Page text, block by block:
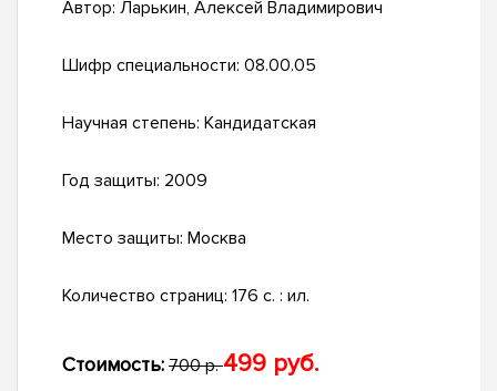
Автор: Ларькин, Алексей Владимирович
Шифр специальности: 08.00.05
Научная степень: Кандидатская
Год защиты: 2009
Место защиты: Москва
Количество страниц: 176 с. : ил.
Стоимость: 700 р.499 руб.